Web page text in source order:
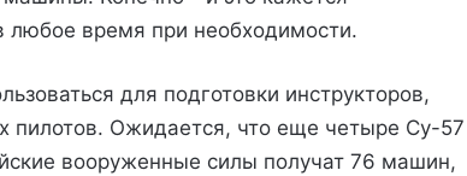
любое время при необходимости.
для подготовки инструкторов,
пилотов. Ожидается, что еще четыре Су-57
вооруженные силы получат 76 машин,